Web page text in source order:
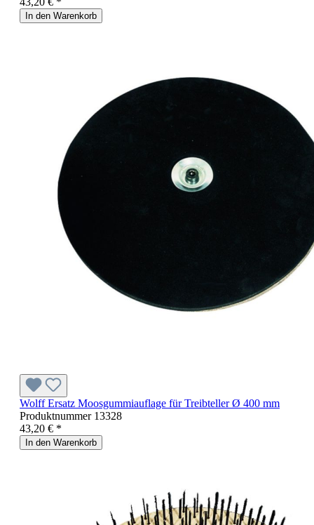
In den Warenkorb
Wolff Ersatz Moosgummiauflage für Treibteller Ø 400 mm
Produktnummer 13328
43,20 € *
In den Warenkorb